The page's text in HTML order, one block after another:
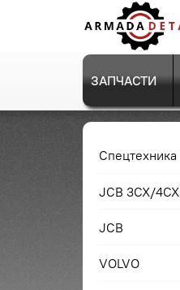
ЗАПЧАСТИ
Спецтехника
JCB 3CX/4CX
JCB
VOLVO